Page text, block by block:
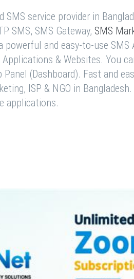
SMS service provider in
SMS, SMS Gateway, SMS
powerful and easy-to-use SMS
& Websites. You
(Dashboard). Fast and
ISP & NGO in Bangladesh.
applications.